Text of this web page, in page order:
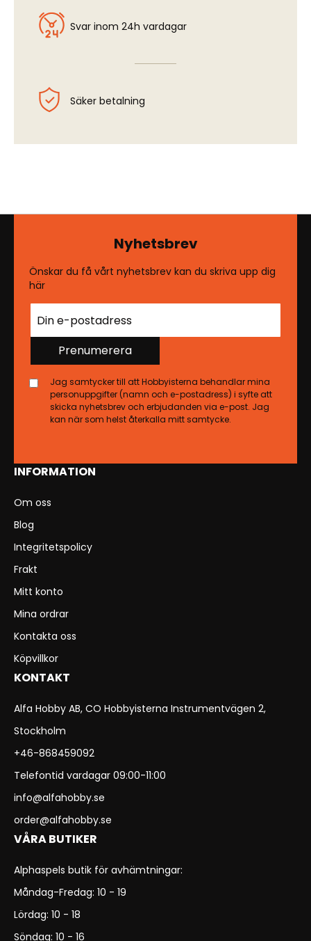
Svar inom 24h vardagar
Säker betalning
INFORMATION
Om oss
Blog
Integritetspolicy
Frakt
Mitt konto
Mina ordrar
Kontakta oss
Köpvillkor
KONTAKT
Alfa Hobby AB, CO Hobbyisterna Instrumentvägen 2,
Stockholm
+46-868459092
Telefontid vardagar 09:00-11:00
info@alfahobby.se
order@alfahobby.se
VÅRA BUTIKER
Alphaspels butik för avhämtningar:
Måndag-Fredag: 10 - 19
Lördag: 10 - 18
Söndag: 10 - 16
Nyhetsbrev
Önskar du få vårt nyhetsbrev kan du skriva upp dig
här
Prenumerera
Jag samtycker till att Hobbyisterna behandlar mina
personuppgifter (namn och e-postadress) i syfte att
skicka nyhetsbrev och erbjudanden via e-post. Jag
kan när som helst återkalla mitt samtycke.